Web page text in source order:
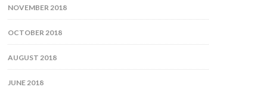
NOVEMBER 2018
OCTOBER 2018
AUGUST 2018
JUNE 2018